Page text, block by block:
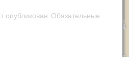
опубликован. Обязательные